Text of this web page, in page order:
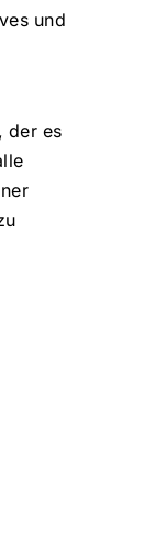
und
der es